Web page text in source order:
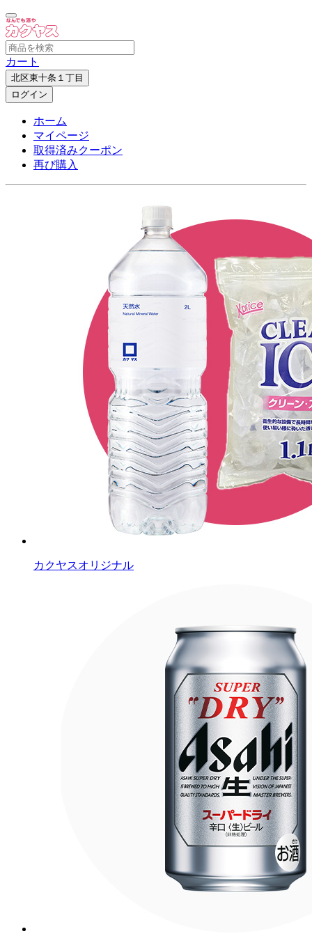
カート
北区東十条１丁目
ログイン
ホーム
マイページ
取得済みクーポン
再び購入
カクヤスオリジナル